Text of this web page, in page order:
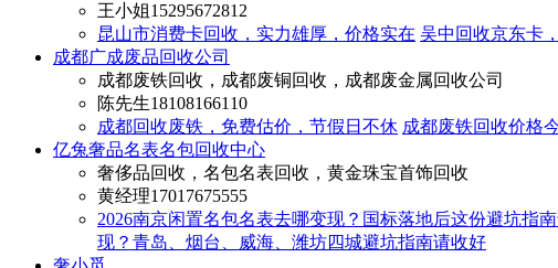
王小姐15295672812
昆山市消费卡回收，实力雄厚，价格实在 吴中回收京东卡
成都广成废品回收公司
成都废铁回收，成都废铜回收，成都废金属回收公司
陈先生18108166110
成都回收废铁，免费估价，节假日不休 成都废铁回收价格
亿兔奢品名表名包回收中心
奢侈品回收，名包名表回收，黄金珠宝首饰回收
黄经理17017675555
2026南京闲置名包名表去哪变现？国标落地后这份避坑指
现？青岛、烟台、威海、潍坊四城避坑指南请收好